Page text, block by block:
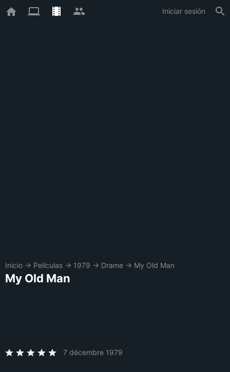
Iniciar sesión
Inicio → Películas → 1979 → Drame → My Old Man
My Old Man
7 décembre 1979